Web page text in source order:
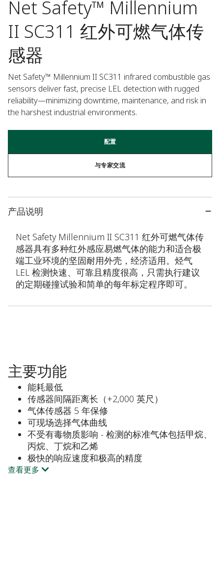
Net Safety™ Millennium
II SC311 红外可燃气体传
感器
Net Safety™ Millennium II SC311 infrared combustible gas
sensors deliver fast, precise LEL detection with rugged
reliability—minimizing downtime, maintenance, and risk in
the harshest industrial environments.
配置
与专家交流
产品说明
Net Safety Millennium II SC311 红外可燃气体传
感器具有多种红外感应易燃气体的能力和适合极
端工业环境的坚固耐用外壳，经济适用。烃气
LEL 检测快速、可靠且精度很高，只需执行建议
的定期碰撞试验和简单的每年标定程序即可。
主要功能
能耗最低
传感器间隔距离长（+2,000 英尺）
气体传感器 5 年保修
可现场选择气体曲线
不受有毒物质影响 - 检测的标准气体包括甲烷、
丙烷、丁烷和乙烯
极快的响应速度和极高的精度
查看更多